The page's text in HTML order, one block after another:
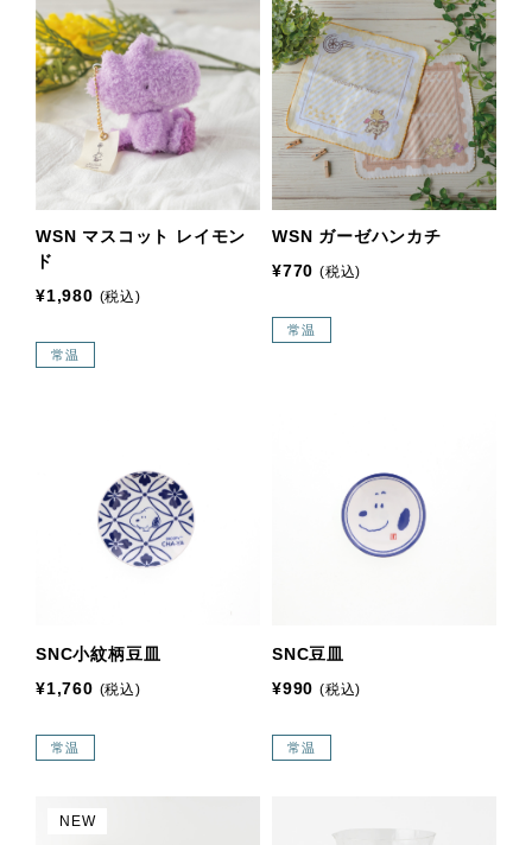
WSN マスコット レイモン
ド
¥1,980 (税込)
常温
WSN ガーゼハンカチ
¥770 (税込)
常温
SNC小紋柄豆皿
¥1,760 (税込)
常温
SNC豆皿
¥990 (税込)
常温
NEW